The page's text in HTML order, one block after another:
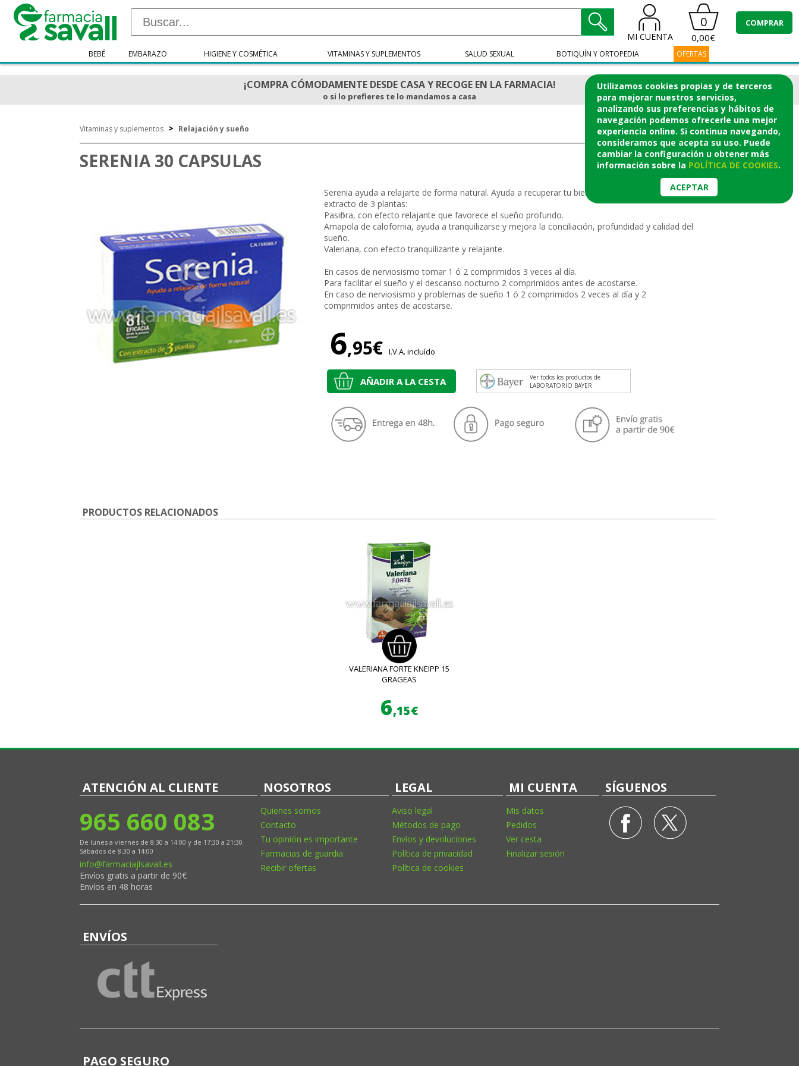
Utilizamos cookies propias y de terceros
para mejorar nuestros servicios,
analizando sus preferencias y hábitos de
navegación podemos ofrecerle una mejor
experiencia online. Si continua navegando,
consideramos que acepta su uso. Puede
cambiar la configuración u obtener más
información sobre la POLÍTICA DE COOKIES.
ACEPTAR
MI CUENTA
0
0,00€
COMPRAR
BEBÉ EMBARAZO HIGIENE Y COSMÉTICA VITAMINAS Y SUPLEMENTOS SALUD SEXUAL BOTIQUÍN Y ORTOPEDIA OFERTAS
¡COMPRA CÓMODAMENTE DESDE CASA Y RECOGE EN LA FARMACIA!
o si lo prefieres te lo mandamos a casa
Vitaminas y suplementos > Relajación y sueño
SERENIA 30 CAPSULAS
Serenia ayuda a relajarte de forma natural. Ayuda a recuperar tu bienestar día y noche. Con
extracto de 3 plantas:
Pasiflora, con efecto relajante que favorece el sueño profundo.
Amapola de calofornia, ayuda a tranquilizarse y mejora la conciliación, profundidad y calidad del
sueño.
Valeriana, con efecto tranquilizante y relajante.
En casos de nerviosismo tomar 1 ó 2 comprimidos 3 veces al día.
Para facilitar el sueño y el descanso nocturno 2 comprimidos antes de acostarse.
En caso de nerviosismo y problemas de sueño 1 ó 2 comprimidos 2 veces al día y 2
comprimidos antes de acostarse.
6,95€ I.V.A. incluído
AÑADIR A LA CESTA
Ver todos los productos de
LABORATORIO BAYER
PRODUCTOS RELACIONADOS
VALERIANA FORTE KNEIPP 15
GRAGEAS
6,15€
ATENCIÓN AL CLIENTE
965 660 083
De lunes a viernes de 8:30 a 14:00 y de 17:30 a 21:30
Sábados de 8:30 a 14:00
info@farmaciajlsavall.es
Envíos gratis a partir de 90€
Envíos en 48 horas
NOSOTROS
Quienes somos
Contacto
Tu opinión es importante
Farmacias de guardia
Recibir ofertas
LEGAL
Aviso legal
Métodos de pago
Envíos y devoluciones
Política de privacidad
Política de cookies
MI CUENTA
Mis datos
Pedidos
Ver cesta
Finalizar sesión
SÍGUENOS
ENVÍOS
PAGO SEGURO